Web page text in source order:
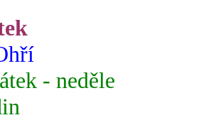
- neděle